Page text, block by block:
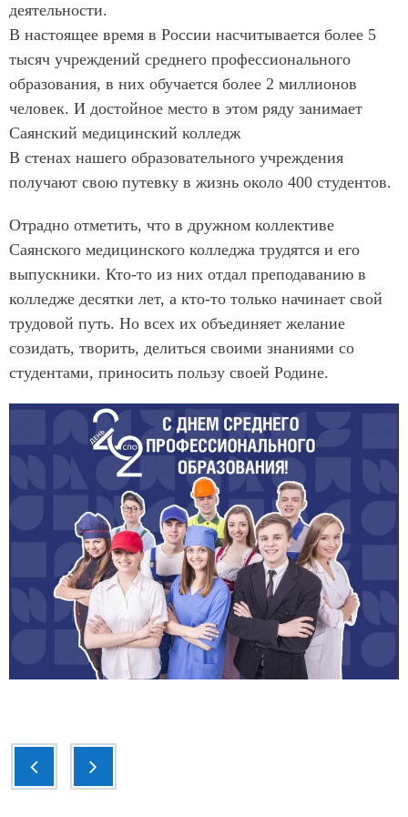
деятельности.
В настоящее время в России насчитывается более 5
тысяч учреждений среднего профессионального
образования, в них обучается более 2 миллионов
человек. И достойное место в этом ряду занимает
Саянский медицинский колледж
В стенах нашего образовательного учреждения
получают свою путевку в жизнь около 400 студентов.
Отрадно отметить, что в дружном коллективе
Саянского медицинского колледжа трудятся и его
выпускники. Кто-то из них отдал преподаванию в
колледже десятки лет, а кто-то только начинает свой
трудовой путь. Но всех их объединяет желание
созидать, творить, делиться своими знаниями со
студентами, приносить пользу своей Родине.